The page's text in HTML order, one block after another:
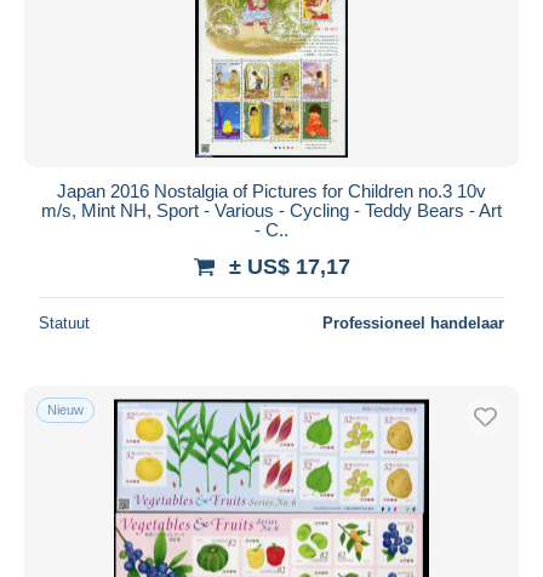
Japan 2016 Nostalgia of Pictures for Children no.3 10v
m/s, Mint NH, Sport - Various - Cycling - Teddy Bears - Art
- C..
± US$ 17,17
Statuut Professioneel handelaar
Nieuw